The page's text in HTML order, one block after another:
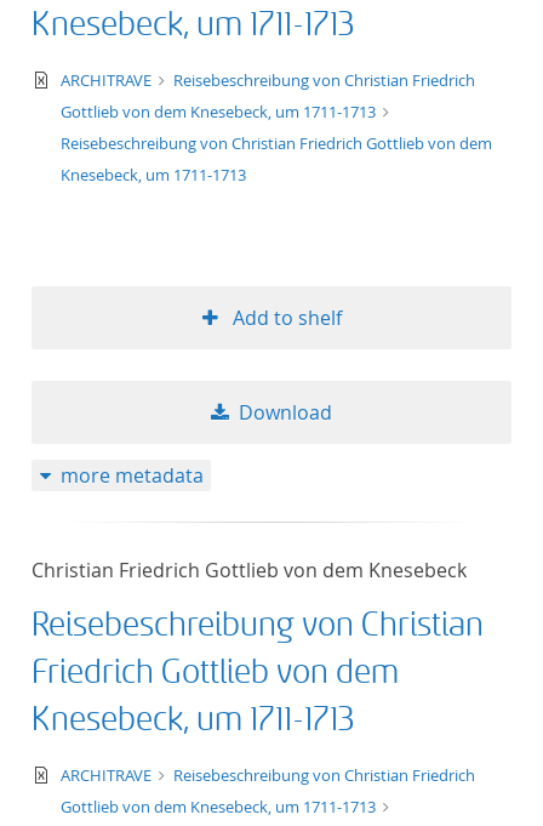
Knesebeck, um 1711-1713
text/xml
ARCHITRAVE
Reisebeschreibung von Christian Friedrich
Gottlieb von dem Knesebeck, um 1711-1713
Reisebeschreibung von Christian Friedrich Gottlieb von dem
Knesebeck, um 1711-1713
Add to shelf
Download
more metadata
Christian Friedrich Gottlieb von dem Knesebeck
Reisebeschreibung von Christian
Friedrich Gottlieb von dem
Knesebeck, um 1711-1713
text/xml
ARCHITRAVE
Reisebeschreibung von Christian Friedrich
Gottlieb von dem Knesebeck, um 1711-1713